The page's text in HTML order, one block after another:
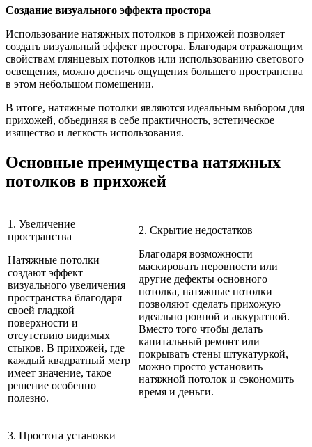
Создание визуального эффекта простора
Использование натяжных потолков в прихожей позволяет
создать визуальный эффект простора. Благодаря отражающим
свойствам глянцевых потолков или использованию светового
освещения, можно достичь ощущения большего пространства
в этом небольшом помещении.
В итоге, натяжные потолки являются идеальным выбором для
прихожей, объединяя в себе практичность, эстетическое
изящество и легкость использования.
Основные преимущества натяжных
потолков в прихожей
1. Увеличение
пространства
Натяжные потолки
создают эффект
визуального увеличения
пространства благодаря
своей гладкой
поверхности и
отсутствию видимых
стыков. В прихожей, где
каждый квадратный метр
имеет значение, такое
решение особенно
полезно.
2. Скрытие недостатков
Благодаря возможности
маскировать неровности или
другие дефекты основного
потолка, натяжные потолки
позволяют сделать прихожую
идеально ровной и аккуратной.
Вместо того чтобы делать
капитальный ремонт или
покрывать стены штукатуркой,
можно просто установить
натяжной потолок и сэкономить
время и деньги.
3. Простота установки